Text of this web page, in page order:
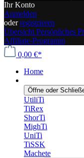
Ihr Konto
Anmelden
oderregistrieren
Übersicht Persönliches
Affiliate-Programm
0,00 €*
Home
Öffne oder
UtiliTi
TiRex
ShorTi
MighTi
UniTi
TiSSK
Machete